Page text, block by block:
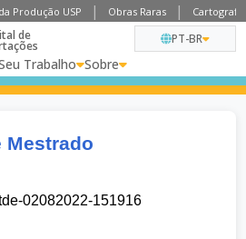
Produção USP Obras Raras
de
Trabalho Sobre
PT-BR
Mestrado
02082022-151916